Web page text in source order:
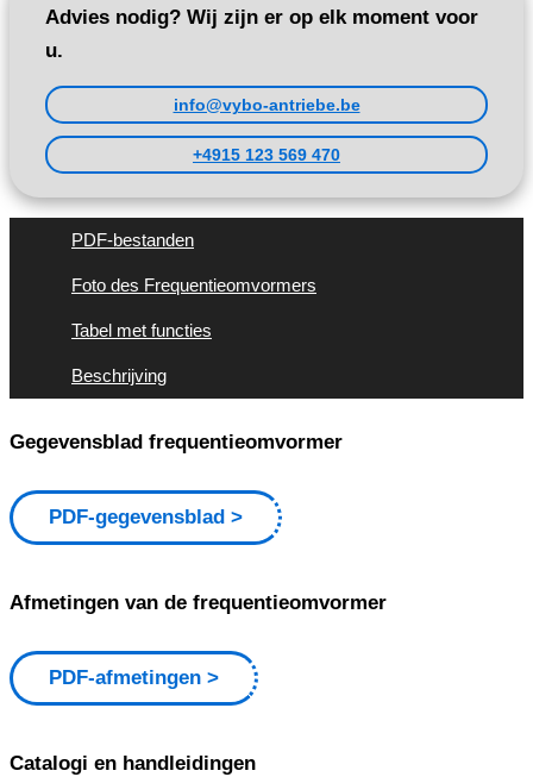
Advies nodig? Wij zijn er op elk moment voor
u.
info@vybo-antriebe.be
+4915 123 569 470
PDF-bestanden
Foto des Frequentieomvormers
Tabel met functies
Beschrijving
Gegevensblad frequentieomvormer
PDF-gegevensblad
Afmetingen van de frequentieomvormer
PDF-afmetingen
Catalogi en handleidingen